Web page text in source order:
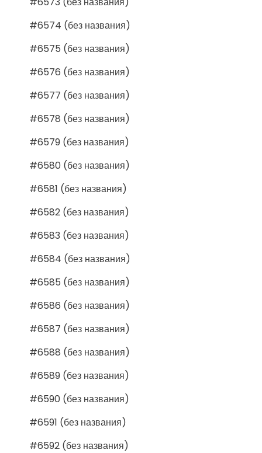
#6574 (без названия)
#6575 (без названия)
#6576 (без названия)
#6577 (без названия)
#6578 (без названия)
#6579 (без названия)
#6580 (без названия)
#6581 (без названия)
#6582 (без названия)
#6583 (без названия)
#6584 (без названия)
#6585 (без названия)
#6586 (без названия)
#6587 (без названия)
#6588 (без названия)
#6589 (без названия)
#6590 (без названия)
#6591 (без названия)
#6592 (без названия)